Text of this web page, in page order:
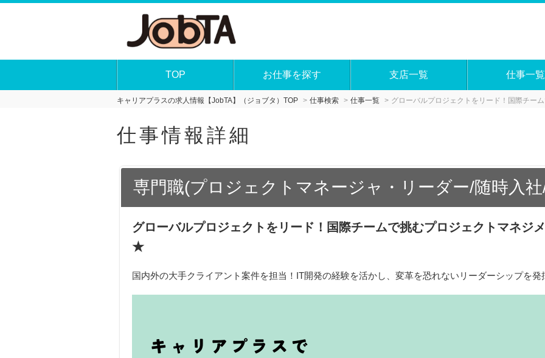
TOP お仕事を探す 支店一覧 仕事一覧
キャリアプラスの求人情報【JobTA】（ジョブタ）TOP 仕事検索 仕事一覧 グローバルプロジェクトをリード！国際チー
仕事情報詳細
専門職(プロジェクトマネージャ・リーダー/随時入
グローバルプロジェクトをリード！国際チームで挑むプロジェクトマネジ
★
国内外の大手クライアント案件を担当！IT開発の経験を活かし、変革を恐れないリーダーシップを発